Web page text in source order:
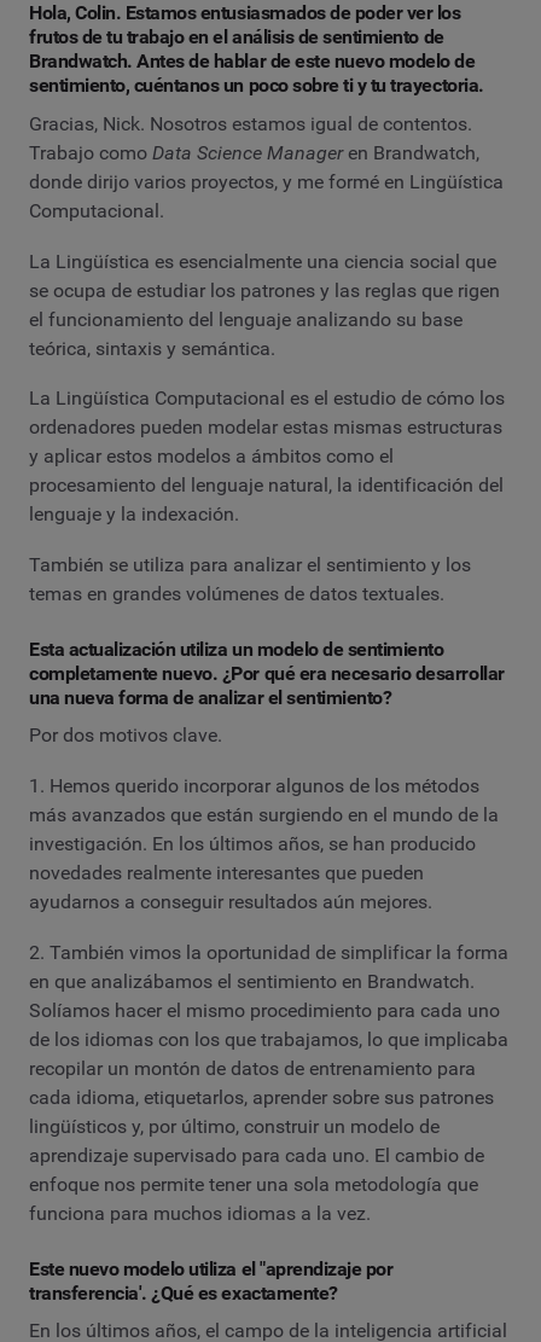
Hola, Colin. Estamos entusiasmados de poder ver los
frutos de tu trabajo en el análisis de sentimiento de
Brandwatch. Antes de hablar de este nuevo modelo de
sentimiento, cuéntanos un poco sobre ti y tu trayectoria.
Gracias, Nick. Nosotros estamos igual de contentos.
Trabajo como Data Science Manageren Brandwatch,
donde dirijo varios proyectos, y me formé en Lingüística
Computacional.
La Lingüística es esencialmente una ciencia social que
se ocupa de estudiar los patrones y las reglas que rigen
el funcionamiento del lenguaje analizando su base
teórica, sintaxis y semántica.
La Lingüística Computacional es el estudio de cómo los
ordenadores pueden modelar estas mismas estructuras
y aplicar estos modelos a ámbitos como el
procesamiento del lenguaje natural, la identificación del
lenguaje y la indexación.
También se utiliza para analizar el sentimiento y los
temas en grandes volúmenes de datos textuales.
Esta actualización utiliza un modelo de sentimiento
completamente nuevo. ¿Por qué era necesario desarrollar
una nueva forma de analizar el sentimiento?
Por dos motivos clave.
1. Hemos querido incorporar algunos de los métodos
más avanzados que están surgiendo en el mundo de la
investigación. En los últimos años, se han producido
novedades realmente interesantes que pueden
ayudarnos a conseguir resultados aún mejores.
2. También vimos la oportunidad de simplificar la forma
en que analizábamos el sentimiento en Brandwatch.
Solíamos hacer el mismo procedimiento para cada uno
de los idiomas con los que trabajamos, lo que implicaba
recopilar un montón de datos de entrenamiento para
cada idioma, etiquetarlos, aprender sobre sus patrones
lingüísticos y, por último, construir un modelo de
aprendizaje supervisado para cada uno. El cambio de
enfoque nos permite tener una sola metodología que
funciona para muchos idiomas a la vez.
Este nuevo modelo utiliza el "aprendizaje por
transferencia'. ¿Qué es exactamente?
En los últimos años, el campo de la inteligencia artificial